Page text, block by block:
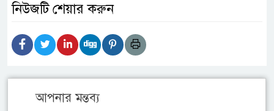
নিউজটি শেয়ার করুন
আপনার মন্তব্য